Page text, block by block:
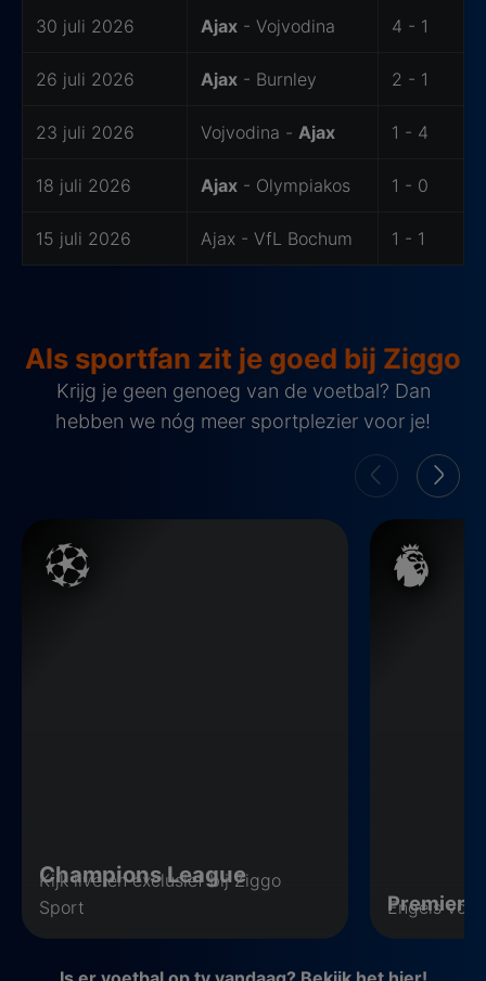
30 juli 2026 Ajax - Vojvodina 4 - 1
26 juli 2026 Ajax - Burnley 2 - 1
23 juli 2026 Vojvodina - Ajax 1 - 4
18 juli 2026 Ajax - Olympiakos 1 - 0
15 juli 2026 Ajax - VfL Bochum 1 - 1
Als sportfan zit je goed bij Ziggo
Krijg je geen genoeg van de voetbal? Dan
hebben we nóg meer sportplezier voor je!
Champions League
Kijk live en exclusief bij Ziggo
Sport
Premier
Premier
Engels